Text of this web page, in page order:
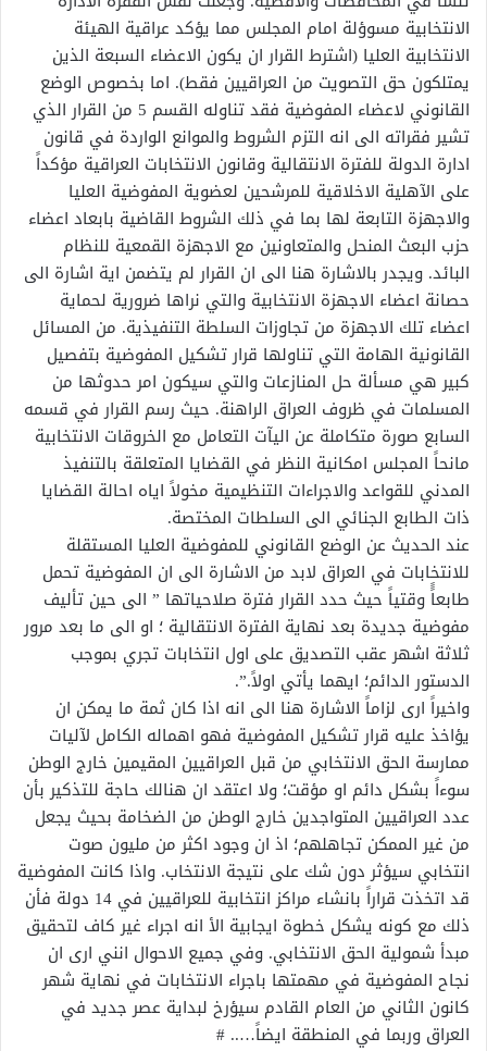
الانتخابية مسوؤلة امام المجلس مما يؤكد عراقية الهيئة
الانتخابية العليا (اشترط القرار ان يكون الاعضاء السبعة الذين
يمتلكون حق التصويت من العراقيين فقط). اما بخصوص الوضع
القانوني لاعضاء المفوضية فقد تناوله القسم 5 من القرار الذي
تشير فقراته الى انه التزم الشروط والموانع الواردة في قانون
ادارة الدولة للفترة الانتقالية وقانون الانتخابات العراقية مؤكداً
على الآهلية الاخلاقية للمرشحين لعضوية المفوضية العليا
والاجهزة التابعة لها بما في ذلك الشروط القاضية بابعاد اعضاء
حزب البعث المنحل والمتعاونين مع الاجهزة القمعية للنظام
البائد. ويجدر بالاشارة هنا الى ان القرار لم يتضمن اية اشارة الى
حصانة اعضاء الاجهزة الانتخابية والتي نراها ضرورية لحماية
اعضاء تلك الاجهزة من تجاوزات السلطة التنفيذية. من المسائل
القانونية الهامة التي تناولها قرار تشكيل المفوضية بتفصيل
كبير هي مسألة حل المنازعات والتي سيكون امر حدوثها من
المسلمات في ظروف العراق الراهنة. حيث رسم القرار في قسمه
السابع صورة متكاملة عن اليآت التعامل مع الخروقات الانتخابية
مانحاً المجلس امكانية النظر في القضايا المتعلقة بالتنفيذ
المدني للقواعد والاجراءات التنظيمية مخولاً اياه احالة القضايا
ذات الطابع الجنائي الى السلطات المختصة.
عند الحديث عن الوضع القانوني للمفوضية العليا المستقلة
للانتخابات في العراق لابد من الاشارة الى ان المفوضية تحمل
طابعاًً وقتياً حيث حدد القرار فترة صلاحياتها ” الى حين تأليف
مفوضية جديدة بعد نهاية الفترة الانتقالية ؛ او الى ما بعد مرور
ثلاثة اشهر عقب التصديق على اول انتخابات تجري بموجب
الدستور الدائم؛ ايهما يأتي اولاً.”.
واخيراً ارى لزاماً الاشارة هنا الى انه اذا كان ثمة ما يمكن ان
يؤاخذ عليه قرار تشكيل المفوضية فهو اهماله الكامل لآليات
ممارسة الحق الانتخابي من قبل العراقيين المقيمين خارج الوطن
سوءاً بشكل دائم او مؤقت؛ ولا اعتقد ان هنالك حاجة للتذكير بأن
عدد العراقيين المتواجدين خارج الوطن من الضخامة بحيث يجعل
من غير الممكن تجاهلهم؛ اذ ان وجود اكثر من مليون صوت
انتخابي سيؤثر دون شك على نتيجة الانتخاب. واذا كانت المفوضية
قد اتخذت قراراً بانشاء مراكز انتخابية للعراقيين في 14 دولة فأن
ذلك مع كونه يشكل خطوة ايجابية الأ انه اجراء غير كاف لتحقيق
مبدأ شمولية الحق الانتخابي. وفي جميع الاحوال انني ارى ان
نجاح المفوضية في مهمتها باجراء الانتخابات في نهاية شهر
كانون الثاني من العام القادم سيؤرخ لبداية عصر جديد في
العراق وربما في المنطقة ايضاً….. #